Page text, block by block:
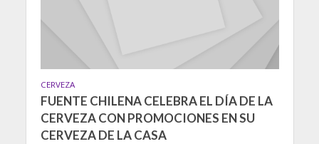
CERVEZA
FUENTE CHILENA CELEBRA EL DÍA DE LA
CERVEZA CON PROMOCIONES EN SU
CERVEZA DE LA CASA